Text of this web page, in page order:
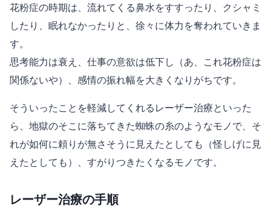
花粉症の時期は、流れてくる鼻水をすすったり、クシャミ
したり、眠れなかったりと、徐々に体力を奪われていきま
す。
思考能力は衰え、仕事の意欲は低下し（あ、これ花粉症は
関係ないや）、感情の振れ幅を大きくなりがちです。
そういったことを軽減してくれるレーザー治療といった
ら、地獄のそこに落ちてきた蜘蛛の糸のようなモノで、そ
れが如何に頼りが無さそうに見えたとしても（怪しげに見
えたとしても）、すがりつきたくなるモノです。
レーザー治療の手順